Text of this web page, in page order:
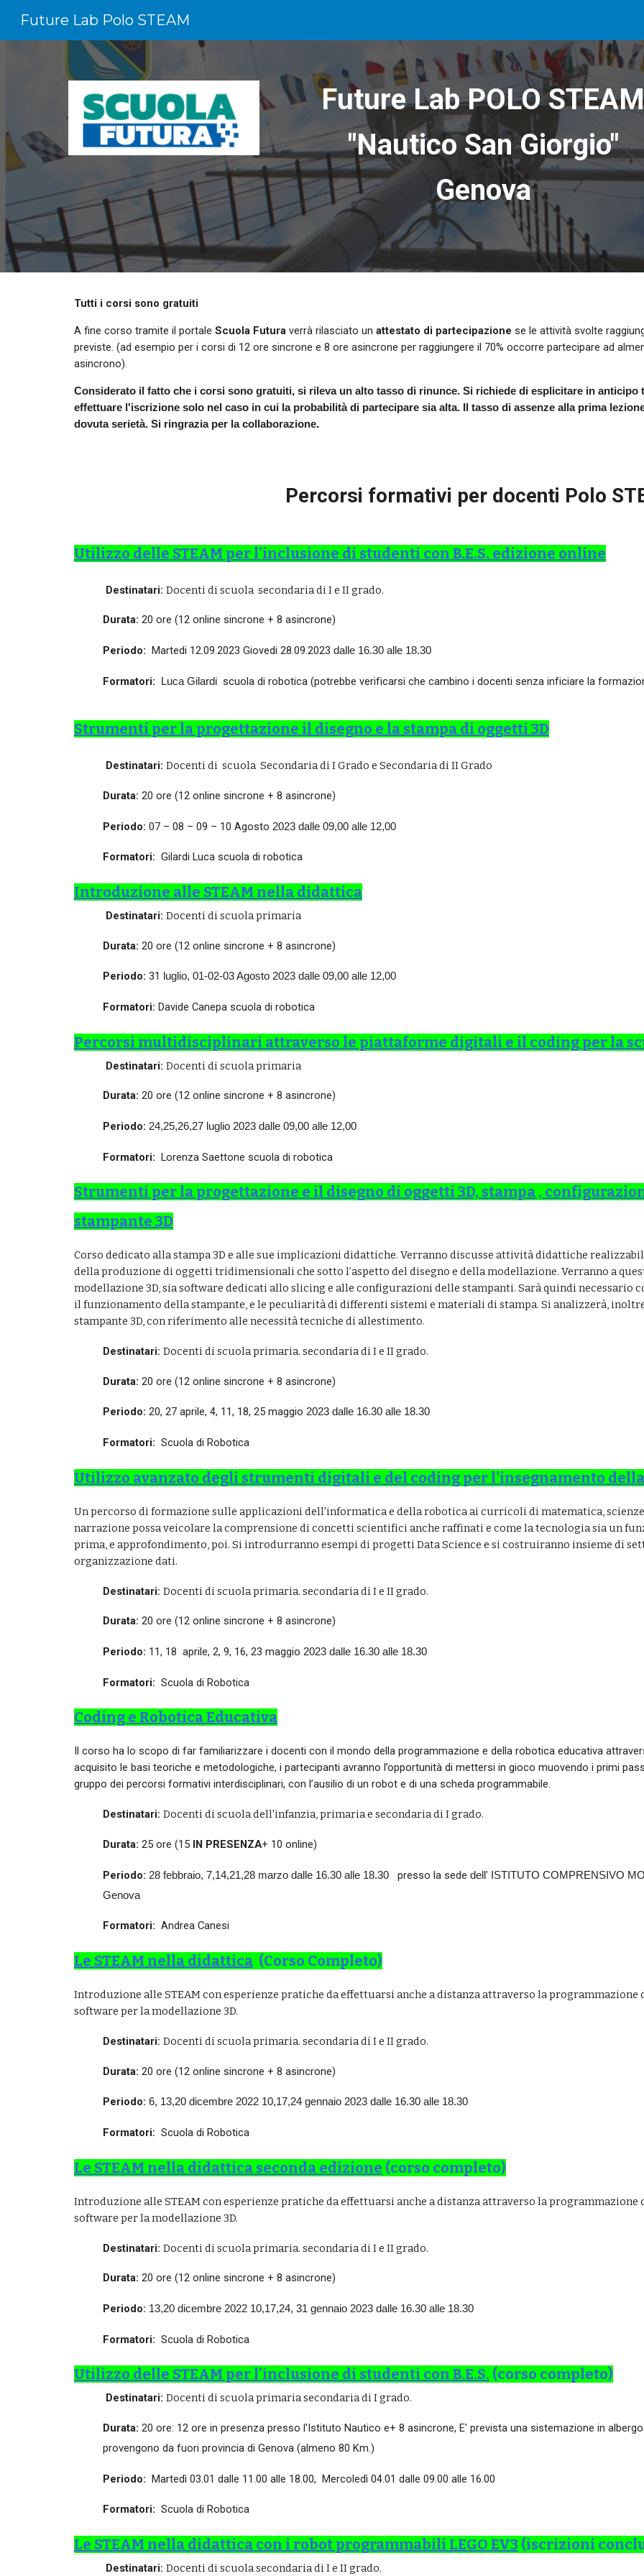
Future Lab Polo STEAM
Future Lab POLO STEAM
"Nautico San Giorgio"
Genova
Tutti i corsi sono gratuiti
A fine corso tramite il portale Scuola Futura verràrilasciato un attestato di partecipazione se le attività svolte
previste. (ad esempio per i corsi di 12 ore sincrone e 8 ore asincrone per raggiungere il 70% occorre partecipare ad
asincrono).
Considerato il fatto che i corsi sono gratuiti, si rileva un alto tasso di rinunce. Si richiede di esplicitare in anticipo
effettuare l'iscrizione solo nel caso in cui la probabilità di partecipare sia alta. Il tasso di assenze alla prima
dovuta serietà. Si ringrazia per la collaborazione.
Percorsi formativi per docenti Polo
Utilizzo delle STEAM per l'inclusione di studenti con B.E.S. edizione online
Destinatari: Docenti di scuola secondaria di I e II grado.
Durata: 20 ore (12 online sincrone + 8 asincrone)
Periodo: Martedi 12.09.2023 Giovedi 28.09.2023 dalle 16.30 alle 18.30
Formatori: Luca Gilardi scuola di robotica (potrebbe verificarsi che cambino i docenti senza inficiare la
Strumenti per la progettazione il disegno e la stampa di oggetti 3D
Destinatari: Docenti di scuola Secondaria di I Grado e Secondaria di II Grado
Durata: 20 ore (12 online sincrone + 8 asincrone)
Periodo: 07 – 08 – 09 – 10 Agosto 2023 dalle 09,00 alle 12,00
Formatori: Gilardi Luca scuola di robotica
Introduzione alle STEAM nella didattica
Destinatari: Docenti di scuola primaria
Durata: 20 ore (12 online sincrone + 8 asincrone)
Periodo: 31 luglio, 01-02-03 Agosto 2023 dalle 09,00 alle 12,00
Formatori: Davide Canepascuola di robotica
Percorsi multidisciplinari attraverso le piattaforme digitali e il coding per la
Destinatari: Docenti di scuola primaria
Durata: 20 ore (12 online sincrone + 8 asincrone)
Periodo: 24,25,26,27 luglio2023 dalle 09,00alle 12,00
Formatori: Lorenza Saettone scuola di robotica
Strumenti per la progettazione e il disegno di oggetti 3D, stampa ,
stampante 3D
Corso dedicato alla stampa 3D e alle sue implicazioni didattiche. Verranno discusse attività didattiche
della produzione di oggetti tridimensionali che sotto l’aspetto del disegno e della modellazione. Verranno a
modellazione 3D, sia software dedicati allo slicing e alle configurazioni delle stampanti. Sarà quindi necessario
il funzionamento della stampante, e le peculiarità di differenti sistemi e materiali di stampa. Si analizzerà,
stampante 3D, con riferimento alle necessità tecniche di allestimento.
Destinatari: Docenti di scuola primaria. secondaria di I e II grado.
Durata: 20 ore (12 online sincrone + 8 asincrone)
Periodo: 20, 27aprile, 4, 11, 18, 25maggio 2023 dalle 16.30 alle 18.30
Formatori: Scuola di Robotica
Utilizzo avanzato degli strumenti digitali e del coding per l'insegnamento
Un percorso di formazione sulle applicazioni dell'informatica e della robotica ai curricoli di matematica, scienze
narrazione possa veicolare la comprensione di concetti scientifici anche raffinati e come la tecnologia sia un
prima, e approfondimento, poi. Si introdurranno esempi di progetti Data Science e si costruiranno insieme di
organizzazione dati.
Destinatari: Docenti di scuola primaria. secondaria di I e II grado.
Durata: 20 ore (12 online sincrone + 8 asincrone)
Periodo: 11, 18 aprile, 2, 9, 16, 23 maggio 2023 dalle 16.30 alle 18.30
Formatori: Scuola di Robotica
Coding e Robotica Educativa
Il corso ha lo scopo di far familiarizzare i docenti con il mondo della programmazione e della robotica educativa
acquisito le basi teoriche e metodologiche, i partecipanti avranno l’opportunità di mettersi in gioco muovendo i primi
gruppo dei percorsi formativi interdisciplinari, con l’ausilio di un robot e di una scheda programmabile.
Destinatari: Docenti di scuola dell'infanzia, primariae secondaria di Igrado.
Durata: 25ore (1 5 IN PRESENZA+ 10 online)
Periodo: 28 febbraio, 7,14,21,28 marzodalle 16.30 alle 18.30 presso la sede dell' ISTITUTO COMPRENSIVO
Genova
Formatori: Andrea Canesi
Le STEAM nella didattica(Corso Completo)
Introduzione alle STEAM con esperienze pratiche da effettuarsi anche a distanza attraverso la
software per la modellazione 3D.
Destinatari: Docenti di scuola primaria. secondaria di I e II grado.
Durata: 20 ore (12 online sincrone + 8 asincrone)
Periodo: 6, 13,20 dicembre 2022 10,17,24 gennaio 2023 dalle 16.30 alle 18.30
Formatori: Scuola di Robotica
Le STEAM nella didatticaseconda edizione (corso completo)
Introduzione alle STEAM con esperienze pratiche da effettuarsi anche a distanza attraverso la
software per la modellazione 3D.
Destinatari: Docenti di scuola primaria. secondaria di I e II grado.
Durata: 20 ore (12 online sincrone + 8 asincrone)
Periodo: 13,20 dicembre 2022 10,17,24, 31 gennaio 2023 dalle 16.30 alle 18.30
Formatori: Scuola di Robotica
Utilizzo delle STEAM per l'inclusione di studenti con B.E.S. (corso completo)
Destinatari: Docenti di scuola primaria secondaria di I grado.
Durata: 20 ore: 12 ore in presenza presso l'Istituto Nautico e+ 8 asincrone, E' prevista una sistemazione in
provengono da fuori provincia di Genova (almeno 80 Km.)
Periodo: Martedì 03.01 dalle 11.00 alle 18.00, Mercoledì 04.01 dalle 09.00 alle 16.00
Formatori: Scuola di Robotica
Le STEAM nella didattica con i robot programmabili LEGO EV3 (iscrizioni
Destinatari: Docenti di scuola secondaria di I e II grado.